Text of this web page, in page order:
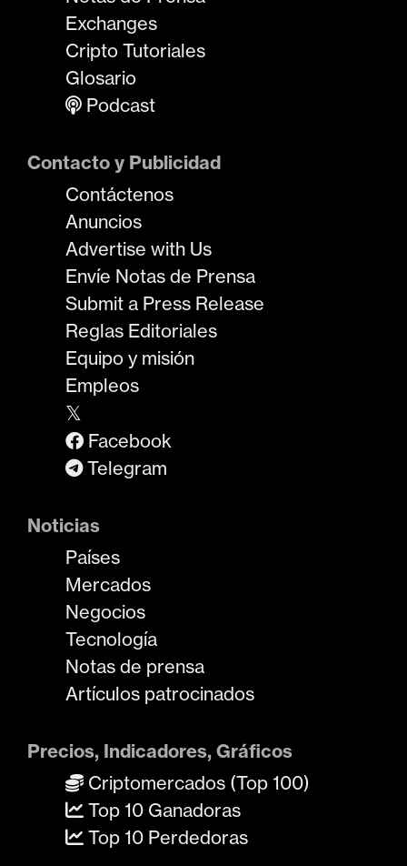
Exchanges
Cripto Tutoriales
Glosario
Podcast
Contacto y Publicidad
Contáctenos
Anuncios
Advertise with Us
Envíe Notas de Prensa
Submit a Press Release
Reglas Editoriales
Equipo y misión
Empleos
𝕏
Facebook
Telegram
Noticias
Países
Mercados
Negocios
Tecnología
Notas de prensa
Artículos patrocinados
Precios, Indicadores, Gráficos
Criptomercados (Top 100)
Top 10 Ganadoras
Top 10 Perdedoras